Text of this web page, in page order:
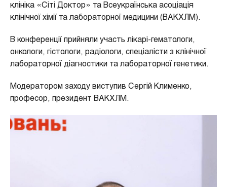
клініка «Сіті Доктор» та Всеукраїнська асоціація
клінічної хімії та лабораторної медицини (ВАКХЛМ).
В конференції прийняли участь лікарі-гематологи,
онкологи, гістологи, радіологи, спеціалісти з клінічної
лабораторної діагностики та лабораторної генетики.
Модератором заходу виступив Сергій Клименко,
професор, президент ВАКХЛМ.